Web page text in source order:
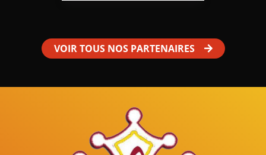
VOIR TOUS NOS PARTENAIRES